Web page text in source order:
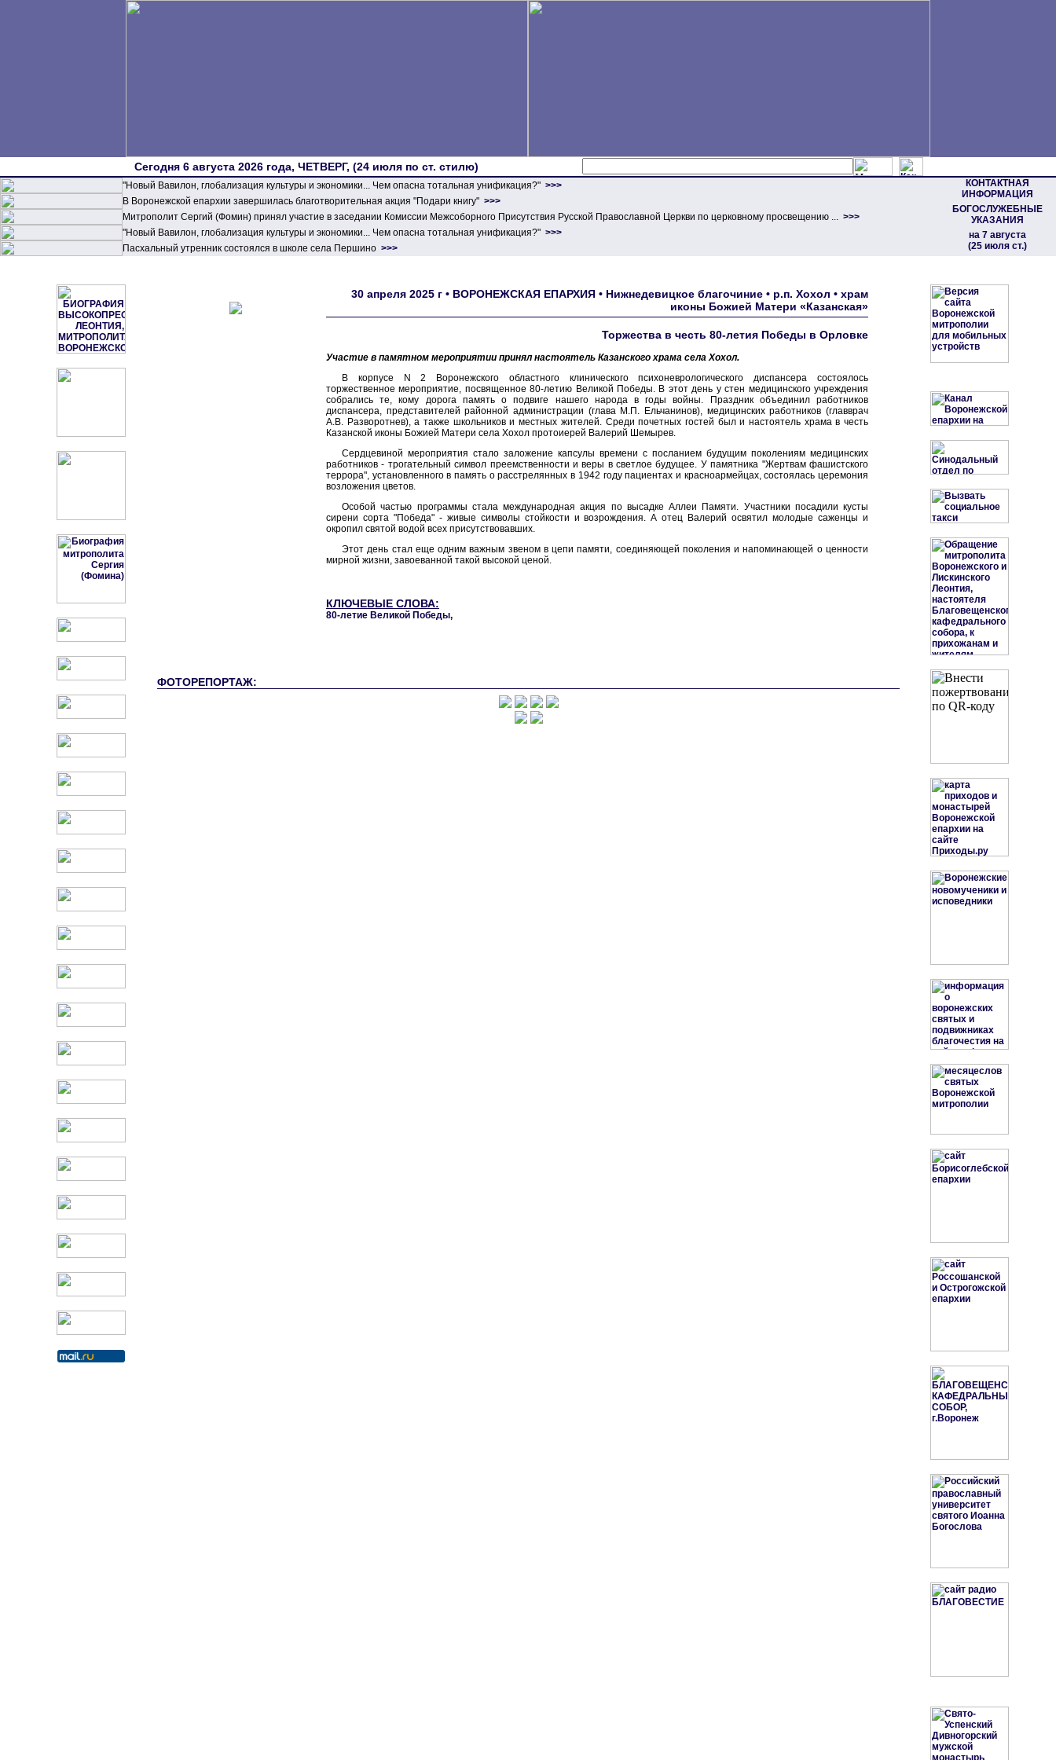
Сегодня 6 августа 2026 года, ЧЕТВЕРГ, (24 июля по ст. стилю)
"Новый Вавилон, глобализация культуры и экономики... Чем опасна тотальная унификация?" >>>
КОНТАКТНАЯ
ИНФОРМАЦИЯ
БОГОСЛУЖЕБНЫЕ
УКАЗАНИЯ
на 7 августа
(25 июля ст.)
В Воронежской епархии завершилась благотворительная акция "Подари книгу" >>>
Митрополит Сергий (Фомин) принял участие в заседании Комиссии Межсоборного Присутствия Русской Православной Церкви по церковному просвещению ... >>>
"Новый Вавилон, глобализация культуры и экономики... Чем опасна тотальная унификация?" >>>
Пасхальный утренник состоялся в школе села Першино >>>
30 апреля 2025 г • ВОРОНЕЖСКАЯ ЕПАРХИЯ • Нижнедевицкое благочиние • р.п. Хохол • храм
иконы Божией Матери «Казанская»
Торжества в честь 80-летия Победы в Орловке
Участие в памятном мероприятии принял настоятель Казанского храма села Хохол.
В корпусе N 2 Воронежского областного клинического психоневрологического диспансера состоялось
торжественное мероприятие, посвященное 80-летию Великой Победы. В этот день у стен медицинского учреждения
собрались те, кому дорога память о подвиге нашего народа в годы войны. Праздник объединил работников
диспансера, представителей районной администрации (глава М.П. Ельчанинов), медицинских работников (главврач
А.В. Разворотнев), а также школьников и местных жителей. Среди почетных гостей был и настоятель храма в честь
Казанской иконы Божией Матери села Хохол протоиерей Валерий Шемырев.
Сердцевиной мероприятия стало заложение капсулы времени с посланием будущим поколениям медицинских
работников - трогательный символ преемственности и веры в светлое будущее. У памятника "Жертвам фашистского
террора", установленного в память о расстрелянных в 1942 году пациентах и красноармейцах, состоялась церемония
возложения цветов.
Особой частью программы стала международная акция по высадке Аллеи Памяти. Участники посадили кусты
сирени сорта "Победа" - живые символы стойкости и возрождения. А отец Валерий освятил молодые саженцы и
окропил святой водой всех присутствовавших.
Этот день стал еще одним важным звеном в цепи памяти, соединяющей поколения и напоминающей о ценности
мирной жизни, завоеванной такой высокой ценой.
КЛЮЧЕВЫЕ СЛОВА:
80-летие Великой Победы,
ФОТОРЕПОРТАЖ: